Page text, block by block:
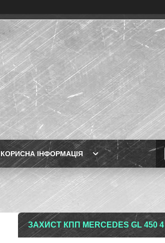
КОРИСНА ІНФОРМАЦІЯ
ЗАХИСТ КПП MERCEDES GL 450 4